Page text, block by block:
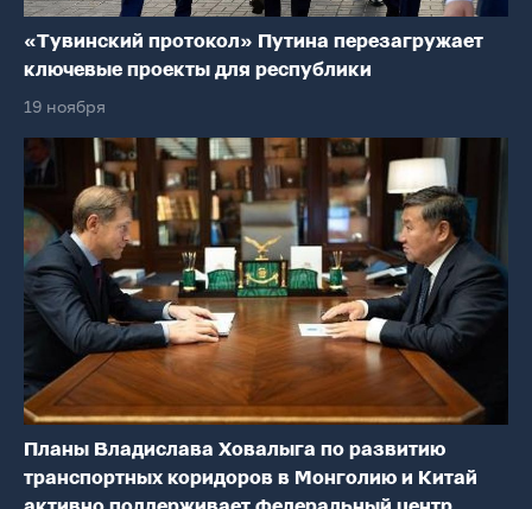
«Тувинский протокол» Путина перезагружает
ключевые проекты для республики
19 ноября
Планы Владислава Ховалыга по развитию
транспортных коридоров в Монголию и Китай